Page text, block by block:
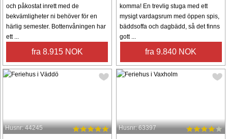
och påkostat inrett med de
bekvämligheter ni behöver för en
härlig semester. Bottenvåningen har
ett ...
fra 8.915 NOK
komma! En trevlig stuga med ett
mysigt vardagsrum med öppen spis,
bäddsoffa och dagbädd, så det finns
gott ...
fra 9.840 NOK
Husnr: 44245 Husnr: 63397